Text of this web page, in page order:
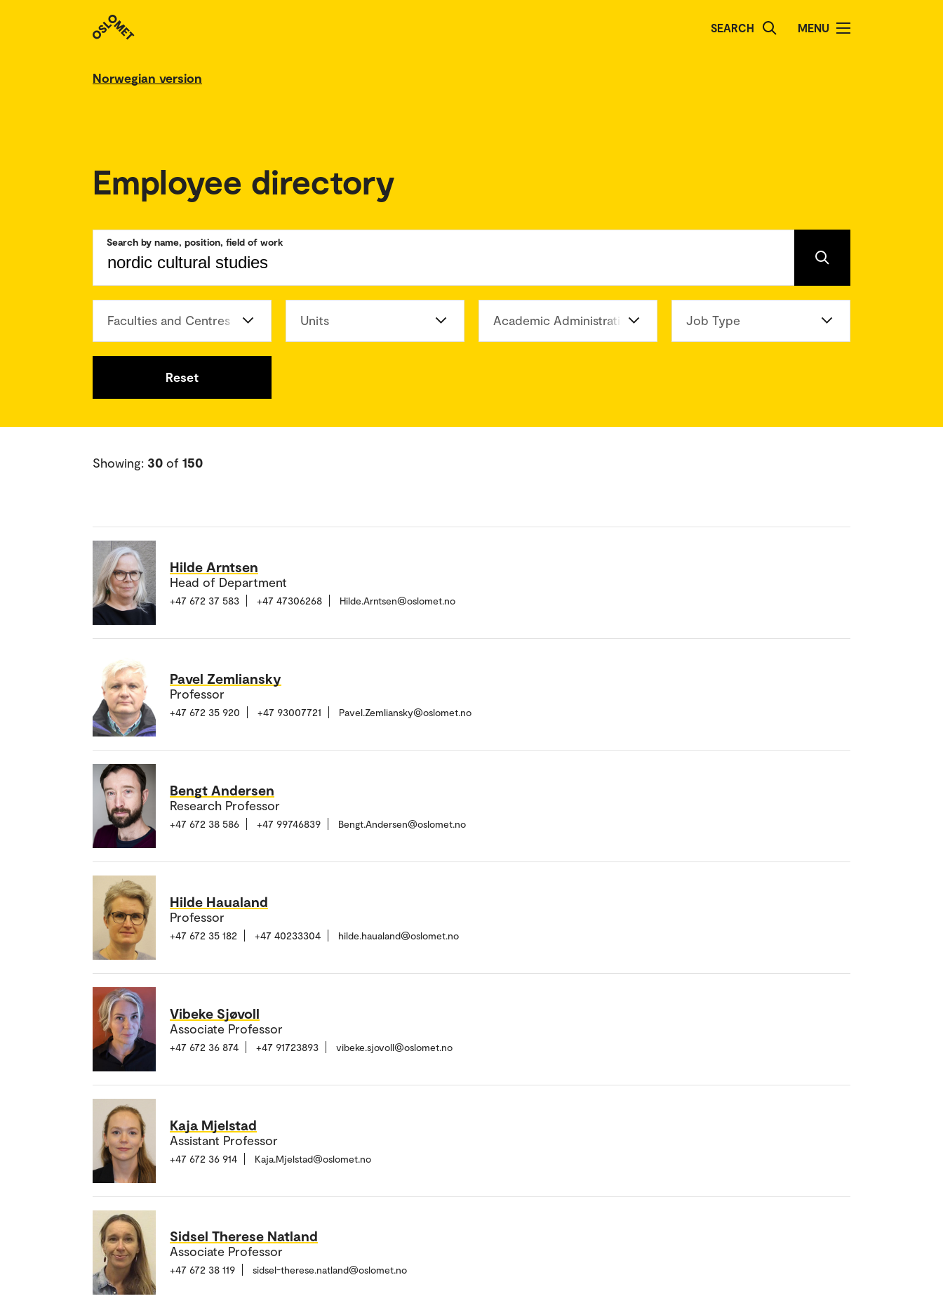
SEARCH MENU
Norwegian version
Employee directory
Search by name, position, field of work
Faculties and Centres Units Academic Administration Division Job Type
Reset
Showing: 30 of 150
Hilde Arntsen
Head of Department
+47 672 37 583 +47 47306268 Hilde.Arntsen@oslomet.no
Pavel Zemliansky
Professor
+47 672 35 920 +47 93007721 Pavel.Zemliansky@oslomet.no
Bengt Andersen
Research Professor
+47 672 38 586 +47 99746839 Bengt.Andersen@oslomet.no
Hilde Haualand
Professor
+47 672 35 182 +47 40233304 hilde.haualand@oslomet.no
Vibeke Sjøvoll
Associate Professor
+47 672 36 874 +47 91723893 vibeke.sjovoll@oslomet.no
Kaja Mjelstad
Assistant Professor
+47 672 36 914 Kaja.Mjelstad@oslomet.no
Sidsel Therese Natland
Associate Professor
+47 672 38 119 sidsel-therese.natland@oslomet.no